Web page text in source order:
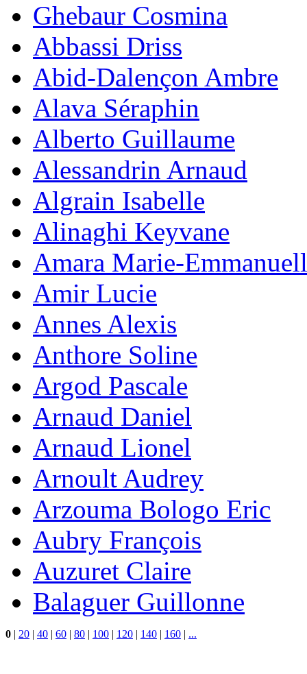
Ghebaur Cosmina
Abbassi Driss
Abid-Dalençon Ambre
Alava Séraphin
Alberto Guillaume
Alessandrin Arnaud
Algrain Isabelle
Alinaghi Keyvane
Amara Marie-
Amir Lucie
Annes Alexis
Anthore Soline
Argod Pascale
Arnaud Daniel
Arnaud Lionel
Arnoult Audrey
Arzouma Bologo Eric
Aubry François
Auzuret Claire
Balaguer Guillonne
0 | 20 | 40 | 60 | 80 | 100 | 120 | 140 | 160 | ...